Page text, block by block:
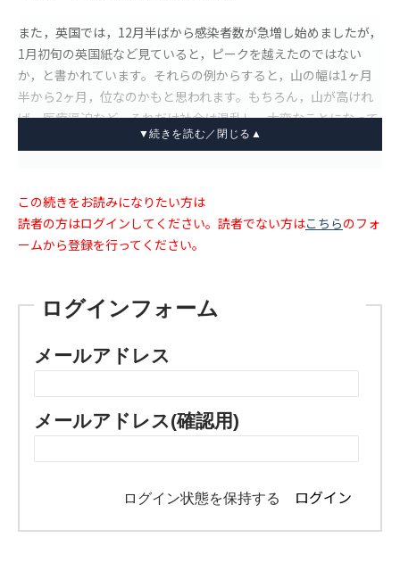
また，英国では，12月半ばから感染者数が急増し始めましたが，
1月初旬の英国紙など見ていると，ピークを越えたのではない
か，と書かれています。それらの例からすると，山の幅は1ヶ月
半から2ヶ月，位なのかもと思われます。もちろん，山が高けれ
ば，医療逼迫など，それだけ社会は混乱し，大変なことになって
ークに比べ3倍以上に達していますが，日々の死亡者数は，感染
者数の変化に7～10日遅れることを勘定に入れても，あまり変化
が見られません（今のところ，むしろ減少しているくらいで
Worldometer）。
この続きをお読みになりたい方は
読者の方はログインしてください。読者でない方はこちらのフォ
ームから登録を行ってください。
ログインフォーム
メールアドレス
メールアドレス(確認用)
ログイン状態を保持する